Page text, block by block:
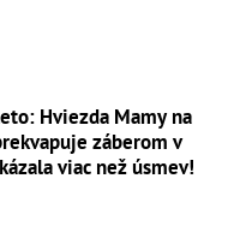
Hviezda Mamy na
záberom v
viac než úsmev!